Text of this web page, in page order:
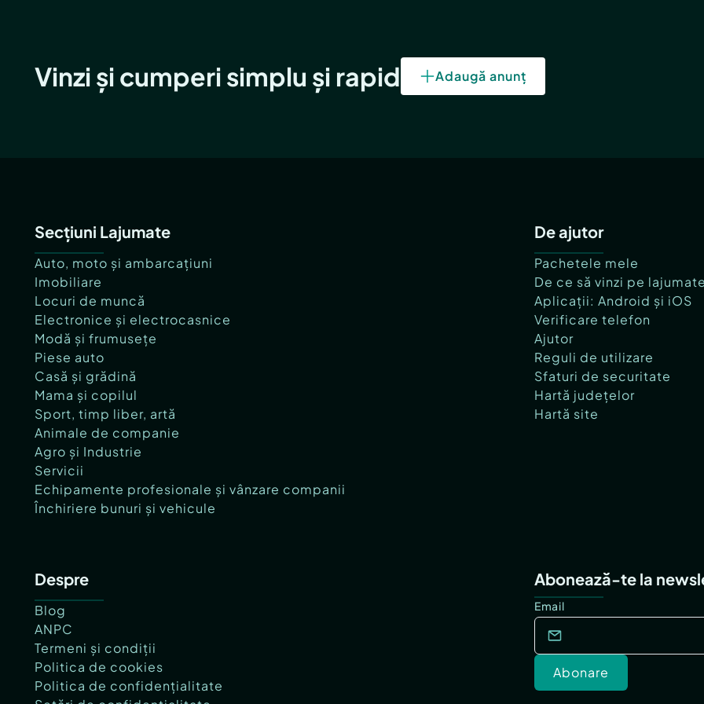
Vinzi și cumperi simplu și rapid Adaugă anunț
Secțiuni Lajumate
Auto, moto și ambarcațiuni
Imobiliare
Locuri de muncă
Electronice și electrocasnice
Modă și frumusețe
Piese auto
Casă și grădină
Mama și copilul
Sport, timp liber, artă
Animale de companie
Agro și Industrie
Servicii
Echipamente profesionale și vânzare companii
Închiriere bunuri și vehicule
De ajutor
Pachetele mele
De ce să vinzi pe
Aplicații: Android și iOS
Verificare telefon
Ajutor
Reguli de utilizare
Sfaturi de securitate
Hartă județelor
Hartă site
Despre
Blog
ANPC
Termeni și condiții
Politica de cookies
Politica de confidențialitate
Abonează-te la
Email
Abonare